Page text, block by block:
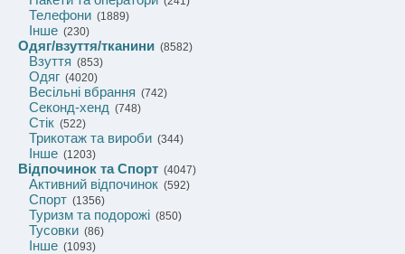
Телефони (1889)
Інше (230)
Одяг/взуття/тканини (8582)
Взуття (853)
Одяг (4020)
Весільні вбрання (742)
Секонд-хенд (748)
Стік (522)
Трикотаж та вироби (344)
Інше (1203)
Відпочинок та Спорт (4047)
Активний відпочинок (592)
Спорт (1356)
Туризм та подорожі (850)
Тусовки (86)
Інше (1093)